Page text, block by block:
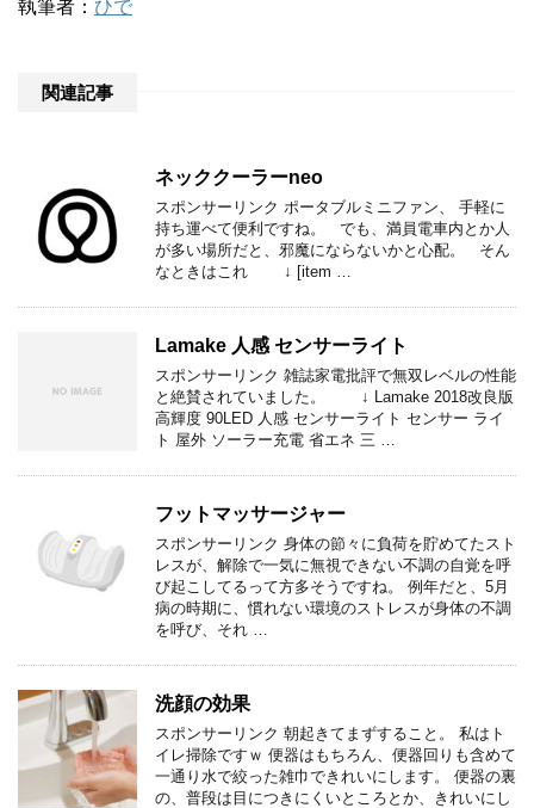
執筆者： ひで
関連記事
ネッククーラーneo
スポンサーリンク ポータブルミニファン、 手軽に
持ち運べて便利ですね。 でも、満員電車内とか人
が多い場所だと、邪魔にならないかと心配。 そん
なときはこれ ↓ [item …
Lamake 人感 センサーライト
スポンサーリンク 雑誌家電批評で無双レベルの性能
と絶賛されていました。 ↓ Lamake 2018改良版
高輝度 90LED 人感 センサーライト センサー ライ
ト 屋外 ソーラー充電 省エネ 三 …
フットマッサージャー
スポンサーリンク 身体の節々に負荷を貯めてたスト
レスが、解除で一気に無視できない不調の自覚を呼
び起こしてるって方多そうですね。 例年だと、5月
病の時期に、慣れない環境のストレスが身体の不調
を呼び、それ …
洗顔の効果
スポンサーリンク 朝起きてまずすること。 私はト
イレ掃除ですｗ 便器はもちろん、便器回りも含めて
一通り水で絞った雑巾できれいにします。 便器の裏
の、普段は目につきにくいところとか、きれいにし